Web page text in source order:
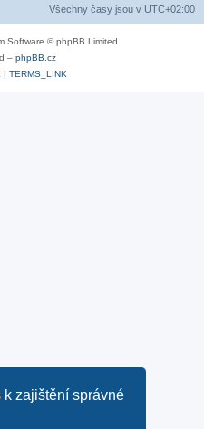
k zajištění správné
Všechny časy jsou v UTC+02:00
Software © phpBB Limited
– phpBB.cz
| TERMS_LINK